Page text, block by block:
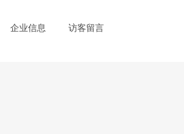
企业信息 访客留言